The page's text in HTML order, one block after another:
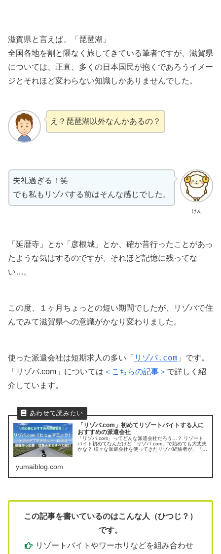
滋賀県と言えば、「琵琶湖」
全国各地を割と隈なく旅してきている筆者ですが、滋賀県
については、正直、多くの日本国民が抱くであろうイメー
ジとそれほど変わらない知識しかありませんでした。
え？琵琶湖以外なんかあるの？
けん
失礼過ぎる！笑
でも私もリゾバする前はそんな感じでした。
「延暦寺」とか「彦根城」とか、確か昔行ったことがあっ
たような気はするのですが、それほど記憶に残ってな
い…。
この度、１ヶ月ちょっとの短い期間でしたが、リゾバで住
んでみて滋賀県への意識がかなり変わりました。
使った派遣会社は短期求人の多い「 リゾバ.com 」 です。
「リゾバ.com」については ＜こちらの記事＞ で詳しく紹
介しています。
「リゾバ.com」初めてリゾートバイトする人に
おすすめの派遣会社
「リゾバ.com」ってどんな派遣会社だろう…？ リゾート
バイト初めてなんだけど「リゾバ.com」で始めても大丈夫
かな？ 様々な派遣会社を使ってきたリゾバ経験者が、「リ
yumaiblog.com
この記事を書いているのはこんな人（ひつじ？）
です。
リゾートバイトやワーホリなどを組み合わせ